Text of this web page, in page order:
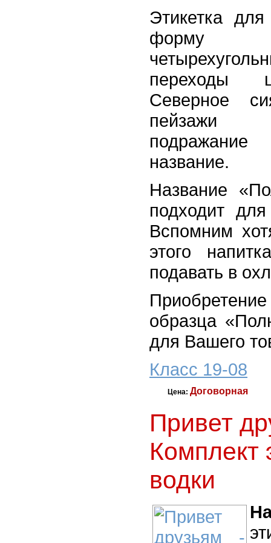
Этикетка
форму
переходы
Северное
пейзажи
название.
Название
подходит
Вспомним
этого
подавать в
образца
для Вашего
Класс 19-08
Цена: Договорная
Привет
Комплект
водки